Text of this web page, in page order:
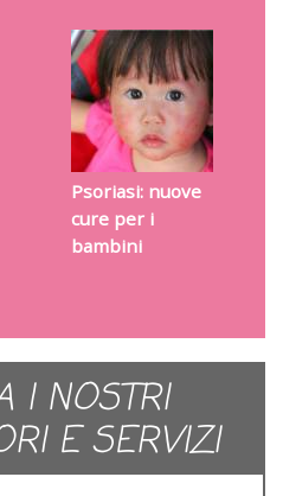
Psoriasi: nuove
cure per i
bambini
I NOSTRI
E SERVIZI